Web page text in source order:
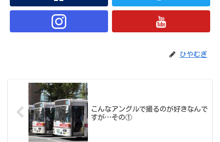
ひやむぎ
こんなアングルで撮るのが好きなんで
すが…その①